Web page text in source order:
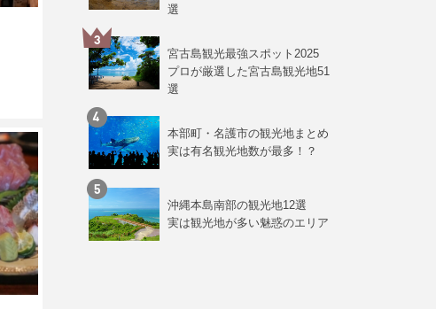
選
宮古島観光最強スポット2025
プロが厳選した宮古島観光地51
選
本部町・名護市の観光地まとめ
実は有名観光地数が最多！？
沖縄本島南部の観光地12選
実は観光地が多い魅惑のエリア